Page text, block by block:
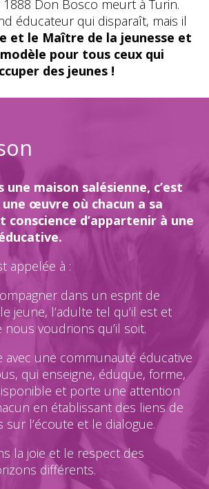
1888 Don Bosco meurt à Turin.
éducateur qui disparaît, mais il
et le Maître de la jeunesse et
pour tous ceux qui
des jeunes !
une maison salésienne, c’est
une œuvre où chacun a sa
conscience d’appartenir à une
appelée à :
dans un esprit de
jeune, l’adulte tel qu’il est et
voudrions qu’il soit.
avec une communauté éducative
qui enseigne, éduque, forme,
et porte une attention
en établissant des liens de
sur l’écoute et le dialogue.
la joie et le respect des
différents.